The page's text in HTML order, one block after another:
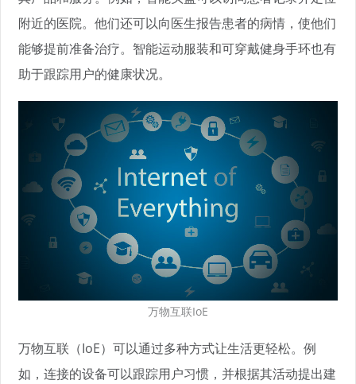
附近的医院。他们还可以向医生报告患者的病情，使他们
能够提前准备治疗。智能运动服装和可穿戴健身手环也有
助于跟踪用户的健康状况。
万物互联IoE
万物互联（IoE）可以通过多种方式让生活更轻松。例
如，连接的设备可以跟踪用户习惯，并根据其活动提出建